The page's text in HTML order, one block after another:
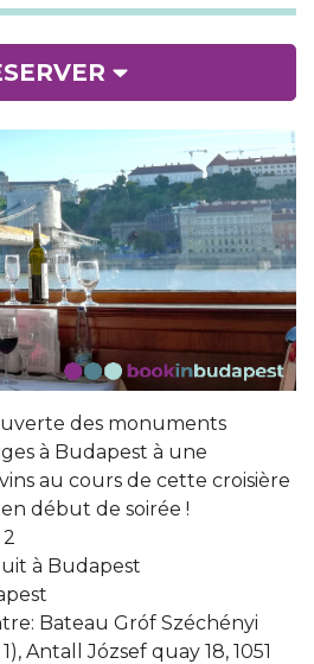
des monuments
à Budapest à une
au cours de cette croisière
début de soirée !
à Budapest
Bateau Gróf Széchényi
Antall József quay 18, 1051